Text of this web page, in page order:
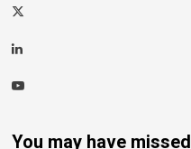
Twitter
Linkedin
Youtube
You may have missed